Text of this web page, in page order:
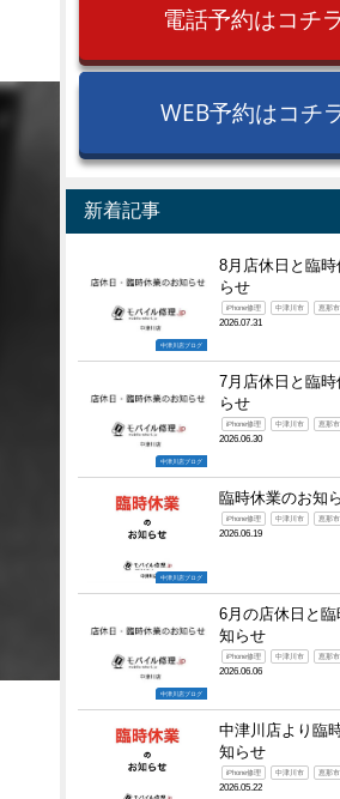
電話予約はコチラ
WEB予約はコチ
新着記事
中津川店ブログ
8月店休日と臨時
らせ
iPhone修理 中津川市 恵那市
2026.07.31
中津川店ブログ
7月店休日と臨時
らせ
iPhone修理 中津川市 恵那市
2026.06.30
中津川店ブログ
臨時休業のお知
iPhone修理 中津川市 恵那市
2026.06.19
中津川店ブログ
6月の店休日と臨
知らせ
iPhone修理 中津川市 恵那市
2026.06.06
中津川店より臨
知らせ
iPhone修理 中津川市 恵那市
2026.05.22